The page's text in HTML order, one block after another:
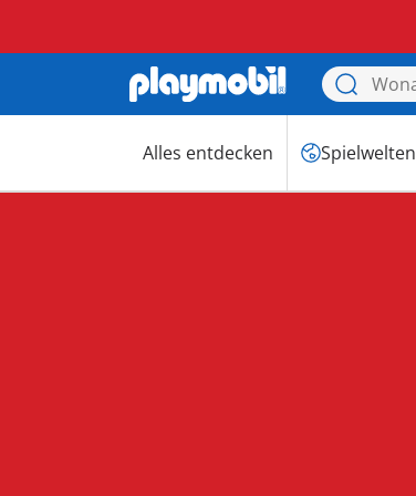
Alles entdecken Spielwelten